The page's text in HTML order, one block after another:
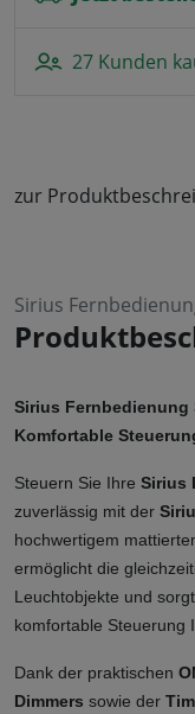
27 Kunden
zur
Sirius
Sirius Fernbedienung
Komfortable
Steuern Sie Ihre Sirius
zuverlässig mit der
hochwertigem
ermöglicht die
Leuchtobjekte und
komfortable Steuerung
Dank der praktischen
Dimmers sowie der